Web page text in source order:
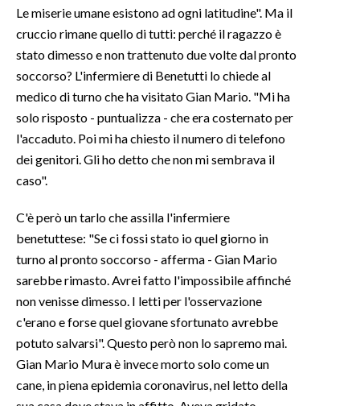
Le miserie umane esistono ad ogni latitudine". Ma il
cruccio rimane quello di tutti: perché il ragazzo è
stato dimesso e non trattenuto due volte dal pronto
soccorso? L'infermiere di Benetutti lo chiede al
medico di turno che ha visitato Gian Mario. "Mi ha
solo risposto - puntualizza - che era costernato per
l'accaduto. Poi mi ha chiesto il numero di telefono
dei genitori. Gli ho detto che non mi sembrava il
caso".
C'è però un tarlo che assilla l'infermiere
benetuttese: "Se ci fossi stato io quel giorno in
turno al pronto soccorso - afferma - Gian Mario
sarebbe rimasto. Avrei fatto l'impossibile affinché
non venisse dimesso. I letti per l'osservazione
c'erano e forse quel giovane sfortunato avrebbe
potuto salvarsi". Questo però non lo sapremo mai.
Gian Mario Mura è invece morto solo come un
cane, in piena epidemia coronavirus, nel letto della